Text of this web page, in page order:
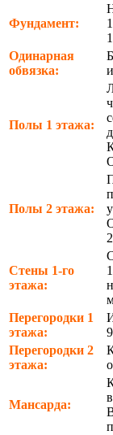
Фундамент:
Одинарная
обвязка:
Полы 1 этажа:
Полы 2 этажа:
Стены 1-го
этажа:
Перегородки 1
этажа:
Перегородки 2
этажа:
Мансарда: